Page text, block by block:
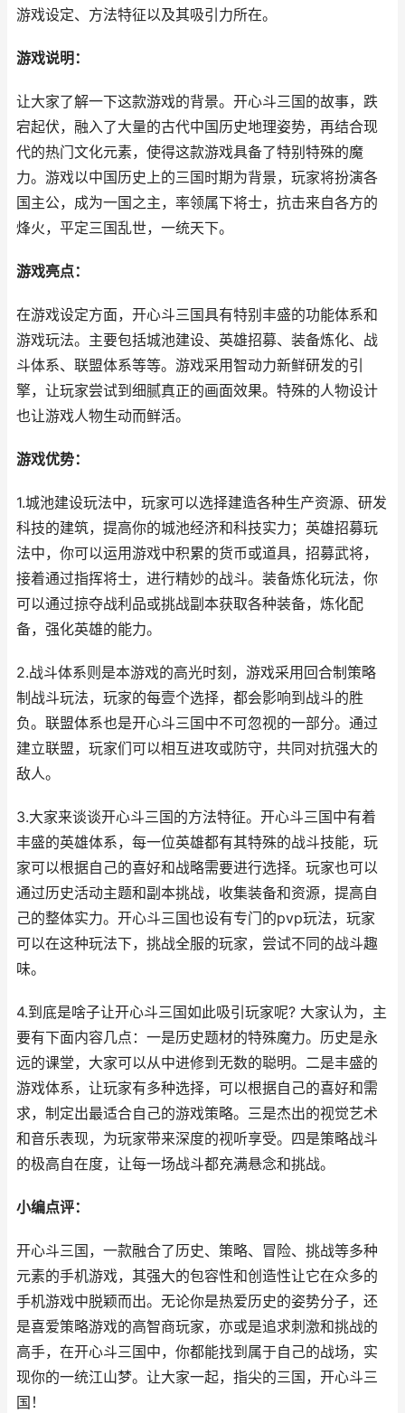
游戏设定、方法特征以及其吸引力所在。
游戏说明：
让大家了解一下这款游戏的背景。开心斗三国的故事，跌
宕起伏，融入了大量的古代中国历史地理姿势，再结合现
代的热门文化元素，使得这款游戏具备了特别特殊的魔
力。游戏以中国历史上的三国时期为背景，玩家将扮演各
国主公，成为一国之主，率领属下将士，抗击来自各方的
烽火，平定三国乱世，一统天下。
游戏亮点：
在游戏设定方面，开心斗三国具有特别丰盛的功能体系和
游戏玩法。主要包括城池建设、英雄招募、装备炼化、战
斗体系、联盟体系等等。游戏采用智动力新鲜研发的引
擎，让玩家尝试到细腻真正的画面效果。特殊的人物设计
也让游戏人物生动而鲜活。
游戏优势：
1.城池建设玩法中，玩家可以选择建造各种生产资源、研发
科技的建筑，提高你的城池经济和科技实力；英雄招募玩
法中，你可以运用游戏中积累的货币或道具，招募武将，
接着通过指挥将士，进行精妙的战斗。装备炼化玩法，你
可以通过掠夺战利品或挑战副本获取各种装备，炼化配
备，强化英雄的能力。
2.战斗体系则是本游戏的高光时刻，游戏采用回合制策略
制战斗玩法，玩家的每壹个选择，都会影响到战斗的胜
负。联盟体系也是开心斗三国中不可忽视的一部分。通过
建立联盟，玩家们可以相互进攻或防守，共同对抗强大的
敌人。
3.大家来谈谈开心斗三国的方法特征。开心斗三国中有着
丰盛的英雄体系，每一位英雄都有其特殊的战斗技能，玩
家可以根据自己的喜好和战略需要进行选择。玩家也可以
通过历史活动主题和副本挑战，收集装备和资源，提高自
己的整体实力。开心斗三国也设有专门的pvp玩法，玩家
可以在这种玩法下，挑战全服的玩家，尝试不同的战斗趣
味。
4.到底是啥子让开心斗三国如此吸引玩家呢? 大家认为，主
要有下面内容几点：一是历史题材的特殊魔力。历史是永
远的课堂，大家可以从中进修到无数的聪明。二是丰盛的
游戏体系，让玩家有多种选择，可以根据自己的喜好和需
求，制定出最适合自己的游戏策略。三是杰出的视觉艺术
和音乐表现，为玩家带来深度的视听享受。四是策略战斗
的极高自在度，让每一场战斗都充满悬念和挑战。
小编点评：
开心斗三国，一款融合了历史、策略、冒险、挑战等多种
元素的手机游戏，其强大的包容性和创造性让它在众多的
手机游戏中脱颖而出。无论你是热爱历史的姿势分子，还
是喜爱策略游戏的高智商玩家，亦或是追求刺激和挑战的
高手，在开心斗三国中，你都能找到属于自己的战场，实
现你的一统江山梦。让大家一起，指尖的三国，开心斗三
国！